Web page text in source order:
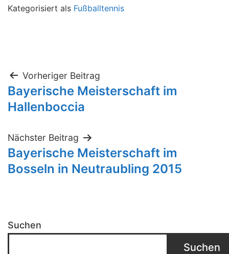
Kategorisiert als Fußballtennis
Beitragsnavigation
Vorheriger Beitrag
Bayerische Meisterschaft im
Hallenboccia
Nächster Beitrag
Bayerische Meisterschaft im
Bosseln in Neutraubling 2015
Suchen
Suchen